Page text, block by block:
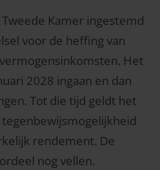
Kamer ingestemd
voor de heffing van
Het
2028 ingaan en dan
Tot die tijd geldt het
rendement. De
nog vellen.